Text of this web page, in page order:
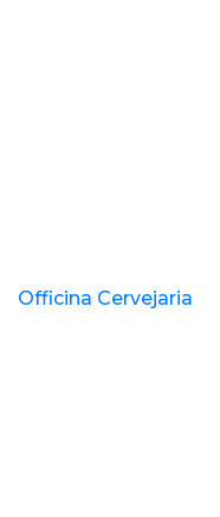
Officina Cervejaria